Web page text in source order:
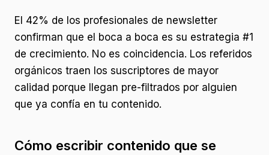
El 42% de los profesionales de newsletter
confirman que el boca a boca es su estrategia #1
de crecimiento. No es coincidencia. Los referidos
orgánicos traen los suscriptores de mayor
calidad porque llegan pre-filtrados por alguien
que ya confía en tu contenido.
Cómo escribir contenido que se